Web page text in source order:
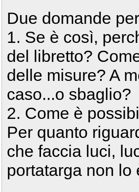
Due domande
1. Se è così,
del libretto?
delle misure? A
caso...o sbaglio?
2. Come è
Per quanto
che faccia luci,
portatarga non lo